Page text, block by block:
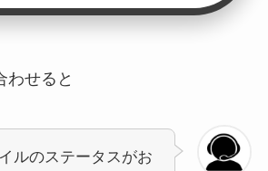
わせると
ルのステータスがお